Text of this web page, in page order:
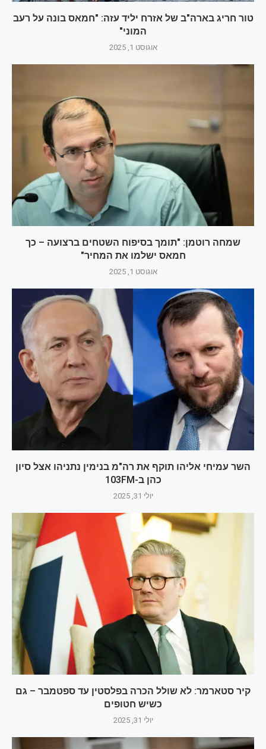
טור חריג בארה"ב של אזרח יליד עזה: "חמאס בונה על רעב
המוני"
אוגוסט 1, 2025
שמחה רוטמן: "תומך בסיפוח השטחים ברצועה – כך
חמאס ישלמו את המחיר"
אוגוסט 1, 2025
השר עמיחי אליהו תוקף את רה"מ בנימין נתניהו אצל סיון
כהן ב-103FM
יולי 31, 2025
קיר סטארמר: לא שולל הכרה בפלסטין עד ספטמבר – גם
כשיש חטופים
יולי 31, 2025